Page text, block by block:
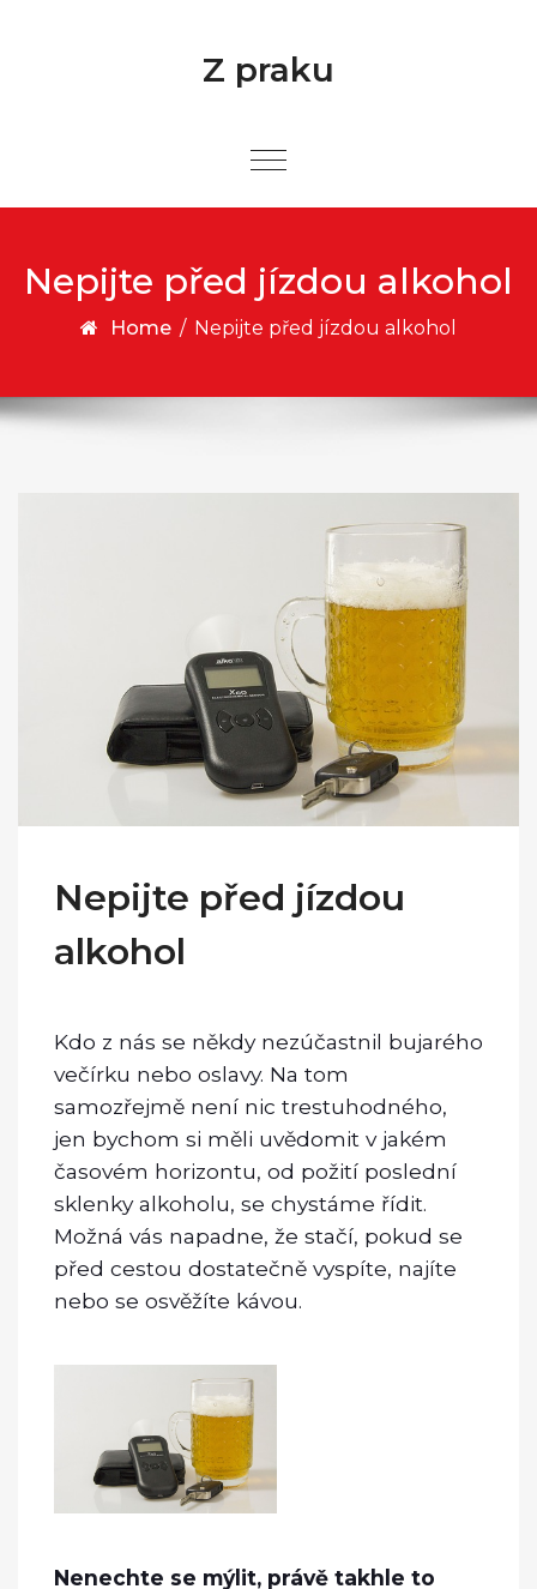
Z praku
Nepijte před jízdou alkohol
Home / Nepijte před jízdou alkohol
Nepijte před jízdou
alkohol
Kdo z nás se někdy nezúčastnil bujarého
večírku nebo oslavy. Na tom
samozřejmě není nic trestuhodného,
jen bychom si měli uvědomit v jakém
časovém horizontu, od požití poslední
sklenky alkoholu, se chystáme řídit.
Možná vás napadne, že stačí, pokud se
před cestou dostatečně vyspíte, najíte
nebo se osvěžíte kávou.
Nenechte se mýlit, právě takhle to